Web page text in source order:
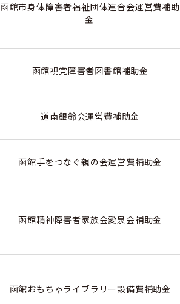
函館市身体障害者福祉団体連合会運営費補助
金
函館視覚障害者図書館補助金
道南銀鈴会運営費補助金
函館手をつなぐ親の会運営費補助金
函館精神障害者家族会愛泉会補助金
函館おもちゃライブラリー設備費補助金